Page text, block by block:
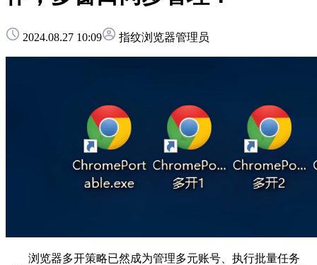
2024.08.27 10:09 指纹浏览器管理员
浏览器多开策略已然成为管理多元账号、执行批量任务